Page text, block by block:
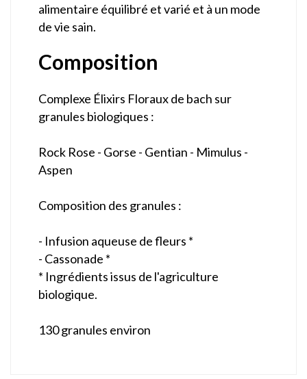
alimentaire équilibré et varié et à un mode
de vie sain.
Composition
Complexe Élixirs Floraux de bach sur
granules biologiques :
Rock Rose - Gorse - Gentian - Mimulus -
Aspen
Composition des granules :
- Infusion aqueuse de fleurs *
- Cassonade *
* Ingrédients issus de l'agriculture
biologique.
130 granules environ